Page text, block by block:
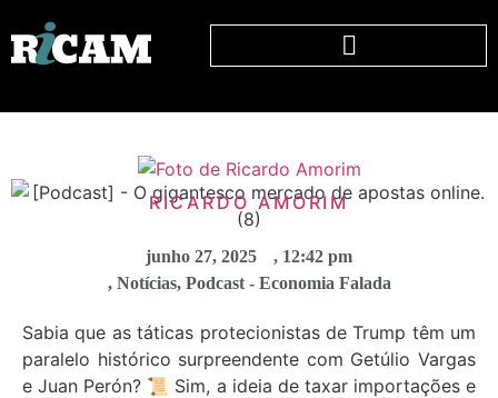
RICARDO AMORIM
junho 27, 2025 , 12:42 pm
, Notícias, Podcast - Economia Falada
Sabia que as táticas protecionistas de Trump têm um
paralelo histórico surpreendente com Getúlio Vargas
e Juan Perón? 📜 Sim, a ideia de taxar importações e